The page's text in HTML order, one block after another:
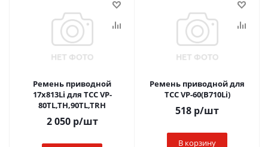
Ремень приводной
17x813Li для ТСС VP-
80TL,TH,90TL,TRH
2 050р/шт
Ремень приводной для
ТСС VP-60(B710Li)
518 р/шт
В корзину